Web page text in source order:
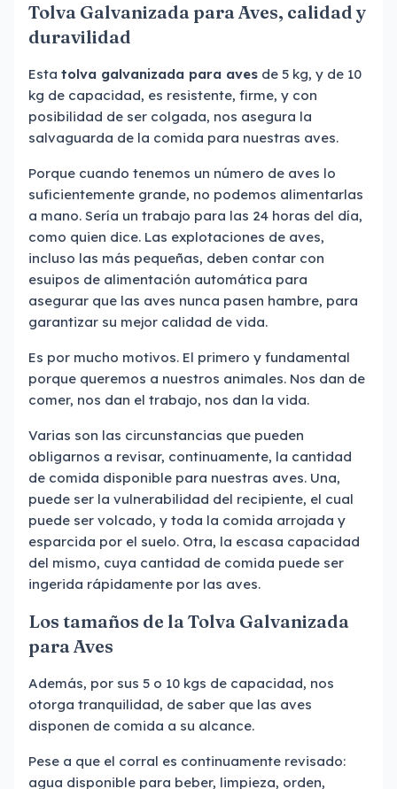
Tolva Galvanizada para Aves, calidad y
duravilidad
Esta tolva galvanizada para aves de 5 kg, y de 10
kg de capacidad, es resistente, firme, y con
posibilidad de ser colgada, nos asegura la
salvaguarda de la comida para nuestras aves.
Porque cuando tenemos un número de aves lo
suficientemente grande, no podemos alimentarlas
a mano. Sería un trabajo para las 24 horas del día,
como quien dice. Las explotaciones de aves,
incluso las más pequeñas, deben contar con
esuipos de alimentación automática para
asegurar que las aves nunca pasen hambre, para
garantizar su mejor calidad de vida.
Es por mucho motivos. El primero y fundamental
porque queremos a nuestros animales. Nos dan de
comer, nos dan el trabajo, nos dan la vida.
Varias son las circunstancias que pueden
obligarnos a revisar, continuamente, la cantidad
de comida disponible para nuestras aves. Una,
puede ser la vulnerabilidad del recipiente, el cual
puede ser volcado, y toda la comida arrojada y
esparcida por el suelo. Otra, la escasa capacidad
del mismo, cuya cantidad de comida puede ser
ingerida rápidamente por las aves.
Los tamaños de la Tolva Galvanizada
para Aves
Además, por sus 5 o 10 kgs de capacidad, nos
otorga tranquilidad, de saber que las aves
disponen de comida a su alcance.
Pese a que el corral es continuamente revisado:
agua disponible para beber, limpieza, orden,